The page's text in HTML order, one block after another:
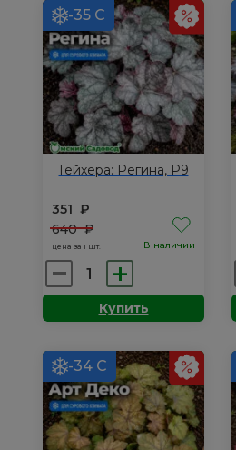
-35 С
Гейхера: Регина, Р9
351 ₽
640₽
цена за 1 шт. В наличии
Количество
товара
Гейхера:
Р9
Купить
-34 С